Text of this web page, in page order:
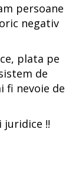
persoane
negativ
plata pe
de
fi nevoie de
juridice !!